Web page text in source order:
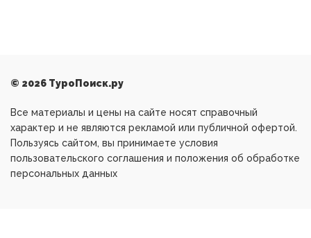
© 2026 ТуроПоиск.ру
Все материалы и цены на сайте носят справочный
характер и не являются рекламой или публичной офертой.
Пользуясь сайтом, вы принимаете условия
пользовательского соглашения и положения об обработке
персональных данных